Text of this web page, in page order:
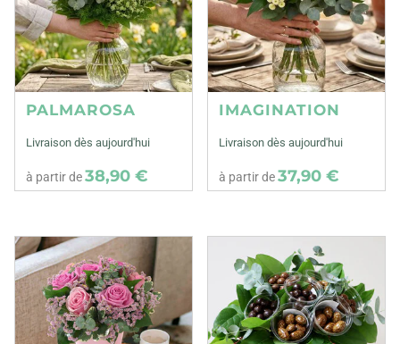
PALMAROSA
Livraison dès aujourd'hui
à partir de38,90 €
IMAGINATION
Livraison dès aujourd'hui
à partir de37,90 €